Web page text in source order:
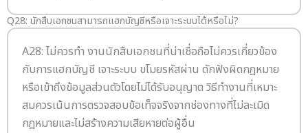
Q28: นักสืบเอกชนสามารถแฮกบัญชีหรือเจาะระบบได้หรือไม่?
A28: ไม่ควรทำ งานนักสืบเอกชนที่น่าเชื่อถือไม่ควรเกี่ยวข้อง
กับการแฮกบัญชี เจาะระบบ ขโมยรหัสผ่าน ดักฟังผิดกฎหมาย
หรือเข้าถึงข้อมูลส่วนตัวโดยไม่ได้รับอนุญาต วิธีทำงานที่เหมาะ
สมควรเน้นการตรวจสอบข้อเท็จจริงจากช่องทางที่ไม่ละเมิด
กฎหมายและไม่สร้างความเสียหายต่อผู้อื่น